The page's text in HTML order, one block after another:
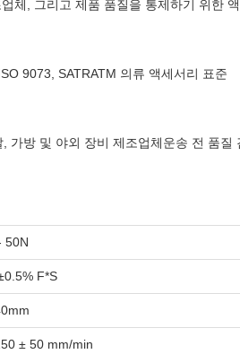
체, 그리고 제품 품질을 통제하기 위한
9073, SATRATM 의류 액세서리 표준
가방 및 야외 장비 제조업체운송 전 품질
50N
F*S
± 50 mm/min